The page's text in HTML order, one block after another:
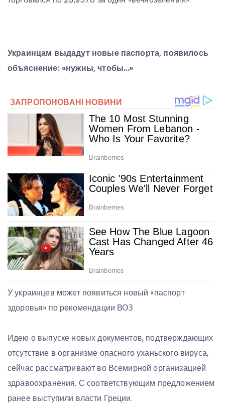
Украинцам выдадут новые паспорта, появилось
объяснение: «нужны, чтобы…»
У украинцев может появиться новый «паспорт
здоровья» по рекомендации ВОЗ
Идею о выпуске новых документов, подтверждающих
отсутствие в организме опасного уханьского вируса,
сейчас рассматривают во Всемирной организацией
здравоохранения. С соответствующим предложением
ранее выступили власти Греции.